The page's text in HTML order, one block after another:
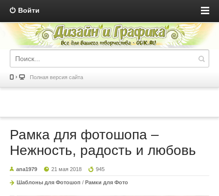
Войти
Полная версия сайта
Рамка для фотошопа –
Нежность, радость и любовь
ana1979 21 мая 2018 945
Шаблоны для Фотошоп / Рамки для Фото